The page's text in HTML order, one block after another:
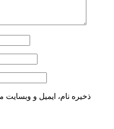
ذخیره نام، ایمیل و